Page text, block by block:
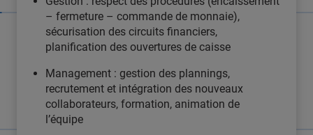
– fermeture – commande de monnaie),
sécurisation des circuits financiers,
planification des ouvertures de caisse
Management : gestion des plannings,
recrutement et intégration des nouveaux
collaborateurs, formation, animation de
l’équipe